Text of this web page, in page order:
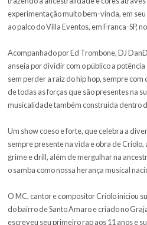
O CANTOR SE APRESENTA NO
Potência, força e presença, isso
palco, mas agora o cantor soma a
trazendo a ancestralidade e cores
experimentação muito bem-vinda,
ao palco do Villa Eventos, em
Acompanhado por Ed Trombone,
anseia por dividir com o público a
sem perder a raiz do hip hop,
musicalidade também construída